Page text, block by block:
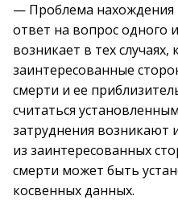
— Проблема
ответ на вопрос одного
возникает в тех
заинтересованные
смерти и ее
считаться
затруднения возникают
из заинтересованных
смерти может быть
косвенных данных.